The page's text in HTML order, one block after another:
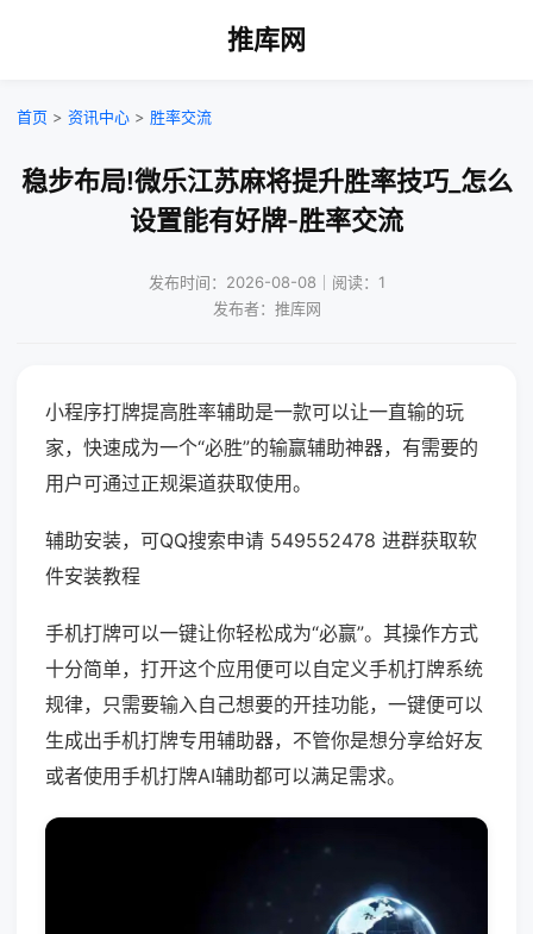
推库网
首页 > 资讯中心 > 胜率交流
稳步布局!微乐江苏麻将提升胜率技巧_怎么
设置能有好牌-胜率交流
发布时间：2026-08-08｜阅读：1
发布者：推库网
小程序打牌提高胜率辅助是一款可以让一直输的玩
家，快速成为一个“必胜”的输赢辅助神器，有需要的
用户可通过正规渠道获取使用。
辅助安装，可QQ搜索申请 549552478 进群获取软
件安装教程
手机打牌可以一键让你轻松成为“必赢”。其操作方式
十分简单，打开这个应用便可以自定义手机打牌系统
规律，只需要输入自己想要的开挂功能，一键便可以
生成出手机打牌专用辅助器，不管你是想分享给好友
或者使用手机打牌AI辅助都可以满足需求。